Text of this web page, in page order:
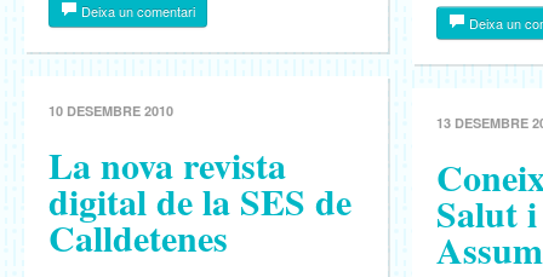
Deixa un comentari
10 DESEMBRE 2010
La nova revista
digital de la SES de
Calldetenes
Deixa un
13 DESEMBRE
Salut